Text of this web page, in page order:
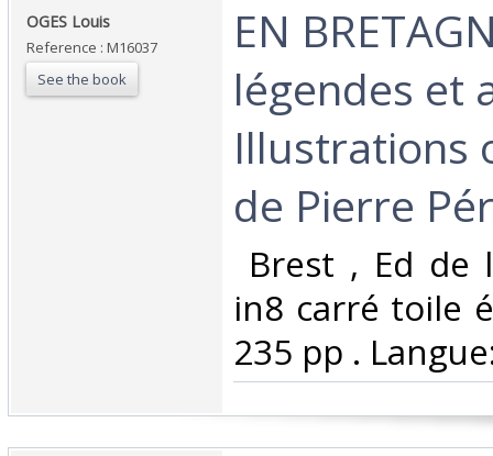
‎OGES Louis‎
Reference : M16037
See the book
‎EN
légendes et
Illustrations
de Pierre
Brest , Ed
in8 carré toile
235 pp .